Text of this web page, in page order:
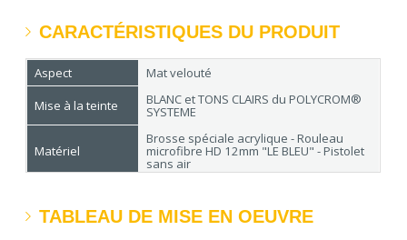
CARACTÉRISTIQUES DU PRODUIT
Aspect
Mat velouté
Mise à la teinte
BLANC et TONS CLAIRS du POLYCROM®
SYSTEME
Matériel
Brosse spéciale acrylique - Rouleau
microfibre HD 12mm "LE BLEU" - Pistolet
sans air
Séchage
Sec en surface : 1 h - Recouvrable : 6 h
TABLEAU DE MISE EN OEUVRE